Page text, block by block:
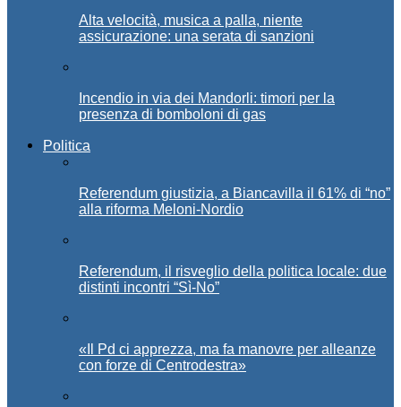
Alta velocità, musica a palla, niente
assicurazione: una serata di sanzioni
Incendio in via dei Mandorli: timori per la
presenza di bomboloni di gas
Politica
Referendum giustizia, a Biancavilla il 61% di “no”
alla riforma Meloni-Nordio
Referendum, il risveglio della politica locale: due
distinti incontri “Sì-No”
«Il Pd ci apprezza, ma fa manovre per alleanze
con forze di Centrodestra»